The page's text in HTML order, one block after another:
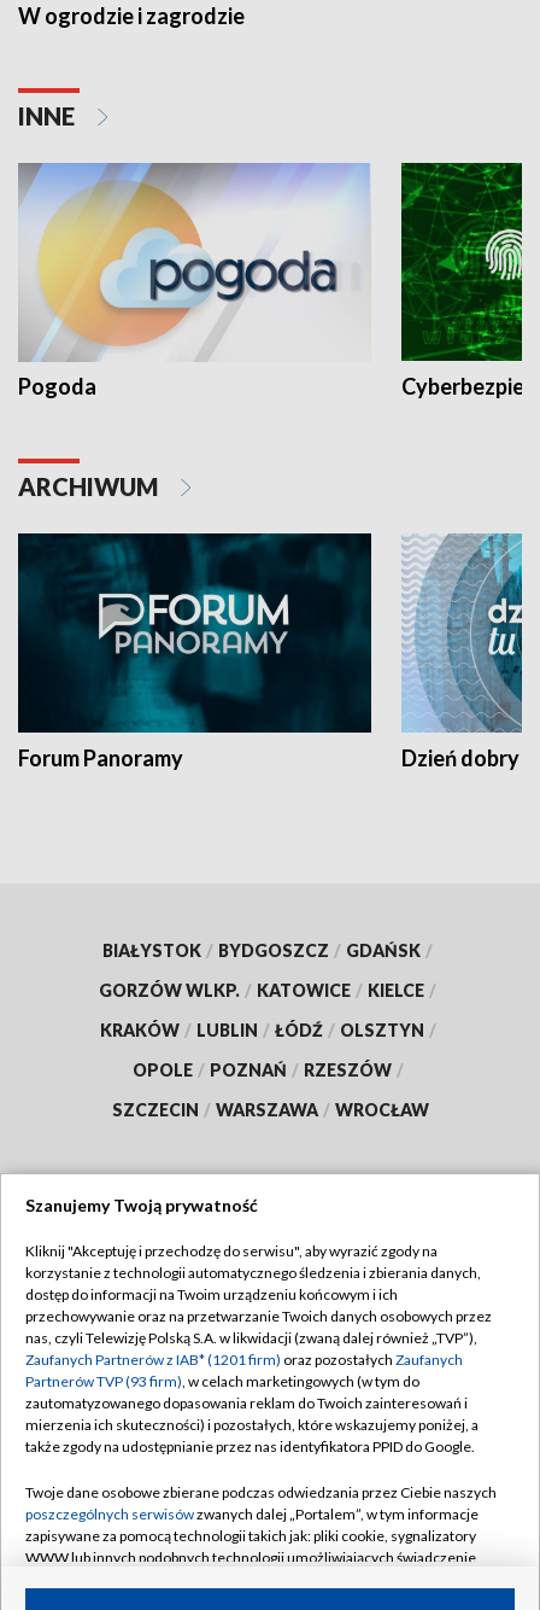
W ogrodzie i zagrodzie
INNE
Pogoda
ARCHIWUM
Forum Panoramy Dzień dobry
BIAŁYSTOK / BYDGOSZCZ / GDAŃSK /
GORZÓW WLKP. / KATOWICE / KIELCE /
KRAKÓW / LUBLIN / ŁÓDŹ / OLSZTYN /
OPOLE / POZNAŃ / RZESZÓW /
SZCZECIN / WARSZAWA / WROCŁAW
TVP
Abonament TVP
Emisja w TVP
Centrum informacji TVP
Naziemna Telewizja Cyfrowa
Rada Programowa
System NOS
Informacje o nadawcy
Regulamin TVP
Polityka prywatności
Moje zgody
Pomoc
Kontakt
Kanały
Szanujemy Twoją prywatność
Kliknij "Akceptuję i przechodzę do serwisu", aby wyrazić zgody na
korzystanie z technologii automatycznego śledzenia i zbierania danych,
dostęp do informacji na Twoim urządzeniu końcowym i ich
przechowywanie oraz na przetwarzanie Twoich danych osobowych przez
nas, czyli Telewizję Polską S.A. w likwidacji (zwaną dalej również „TVP”),
Zaufanych Partnerów z IAB* (1201 firm) oraz pozostałych Zaufanych
Partnerów TVP (93 firm), w celach marketingowych (w tym do
zautomatyzowanego dopasowania reklam do Twoich zainteresowań i
mierzenia ich skuteczności) i pozostałych, które wskazujemy poniżej, a
także zgody na udostępnianie przez nas identyfikatora PPID do Google.
Twoje dane osobowe zbierane podczas odwiedzania przez Ciebie naszych
poszczególnych serwisówzwanych dalej „Portalem”, w tym informacje
zapisywane za pomocą technologii takich jak: pliki cookie, sygnalizatory
WWW lub innych podobnych technologii umożliwiających świadczenie